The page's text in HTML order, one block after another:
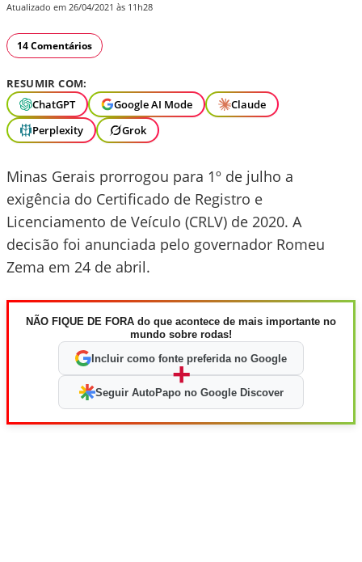
Atualizado em 26/04/2021 às 11h28
14 Comentários
RESUMIR COM:
ChatGPT
Google AI Mode
Claude
Perplexity
Grok
Minas Gerais prorrogou para 1º de julho a
exigência do Certificado de Registro e
Licenciamento de Veículo (CRLV) de 2020. A
decisão foi anunciada pelo governador Romeu
Zema em 24 de abril.
NÃO FIQUE DE FORA do que acontece de mais importante no
mundo sobre rodas!
Incluir como fonte preferida no Google
+
Seguir AutoPapo no Google Discover